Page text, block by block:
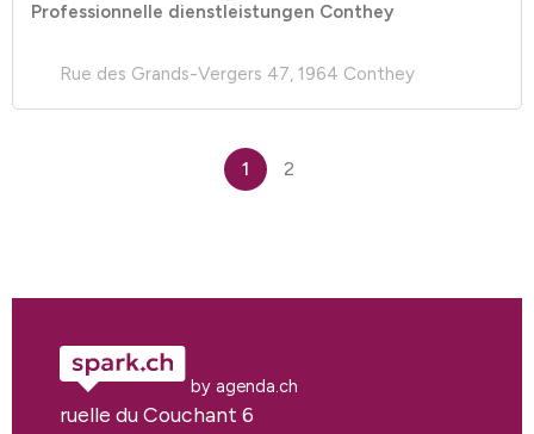
Professionnelle dienstleistungen Conthey
Rue des Grands-Vergers 47, 1964 Conthey
1 2
by agenda.ch
ruelle du Couchant 6